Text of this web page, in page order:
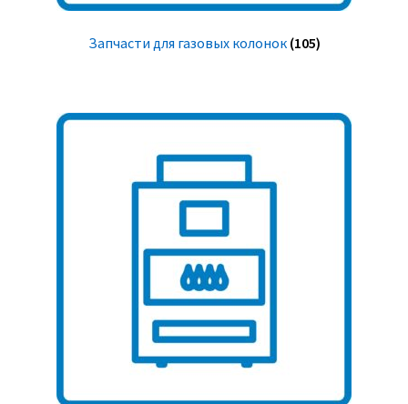
Запчасти для газовых колонок (105)